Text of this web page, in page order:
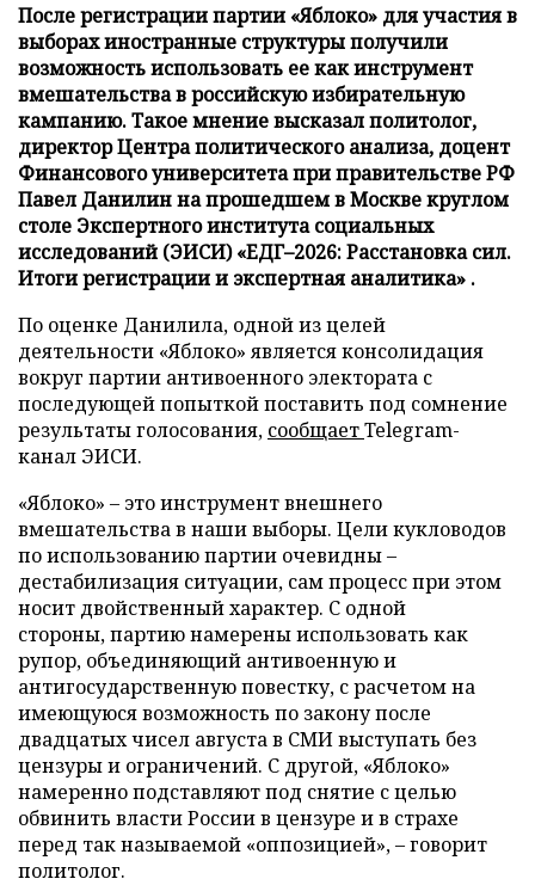
После регистрации партии «Яблоко» для участия в
выборах иностранные структуры получили
возможность использовать ее как инструмент
вмешательства в российскую избирательную
кампанию. Такое мнение высказал политолог,
директор Центра политического анализа, доцент
Финансового университета при правительстве РФ
Павел Данилин на прошедшем в Москве круглом
столе Экспертного института социальных
исследований (ЭИСИ) «ЕДГ–2026: Расстановка сил.
Итоги регистрации и экспертная аналитика» .
По оценке Данилила, одной из целей
деятельности «Яблоко» является консолидация
вокруг партии антивоенного электората с
последующей попыткой поставить под сомнение
результаты голосования, сообщаетTelegram-
канал ЭИСИ.
«Яблоко» – это инструмент внешнего
вмешательства в наши выборы. Цели кукловодов
по использованию партии очевидны –
дестабилизация ситуации, сам процесс при этом
носит двойственный характер. С одной
стороны, партию намерены использовать как
рупор, объединяющий антивоенную и
антигосударственную повестку, с расчетом на
имеющуюся возможность по закону после
двадцатых чисел августа в СМИ выступать без
цензуры и ограничений. С другой, «Яблоко»
намеренно подставляют под снятие с целью
обвинить власти России в цензуре и в страхе
перед так называемой «оппозицией», – говорит
политолог.